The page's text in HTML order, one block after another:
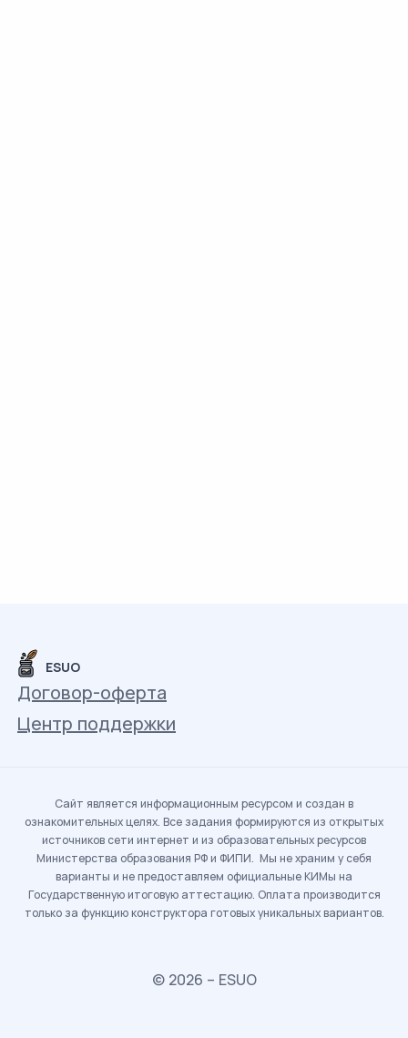
ESUO
Договор-оферта
Центр поддержки
Сайт является информационным ресурсом и создан в
ознакомительных целях. Все задания формируются из открытых
источников сети интернет и из образовательных ресурсов
Министерства образования РФ и ФИПИ. Мы не храним у себя
варианты и не предоставляем официальные КИМы на
Государственную итоговую аттестацию. Оплата производится
только за функцию конструктора готовых уникальных вариантов.
© 2026 – ESUO